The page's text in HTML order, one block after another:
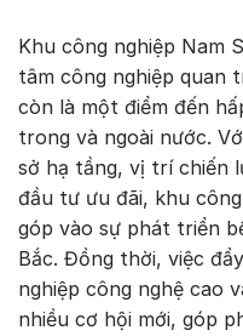
Khu công nghiệp Nam
tâm công nghiệp quan
còn là một điểm đến
trong và ngoài nước.
sở hạ tầng, vị trí chiến
đầu tư ưu đãi, khu
góp vào sự phát triển
Bắc. Đồng thời, việc
nghiệp công nghệ cao
nhiều cơ hội mới, góp